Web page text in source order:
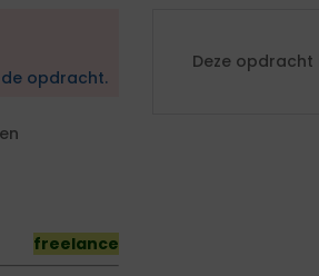
opdracht.
freelance
Deze opdracht